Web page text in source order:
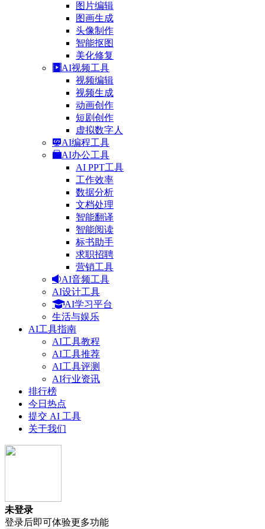
图片编辑
图画生成
头像制作
智能抠图
美化修复
AI视频工具
视频编辑
视频生成
动画创作
短剧创作
虚拟数字人
AI编程工具
AI办公工具
AI PPT工具
工作效率
数据分析
文档处理
智能翻译
智能阅读
标书助手
求职招聘
营销工具
AI音频工具
AI设计工具
AI学习平台
生活与娱乐
AI工具指南
AI工具教程
AI工具推荐
AI工具评测
AI行业资讯
排行榜
今日热点
提交 AI 工具
关于我们
未登录
登录后即可体验更多功能